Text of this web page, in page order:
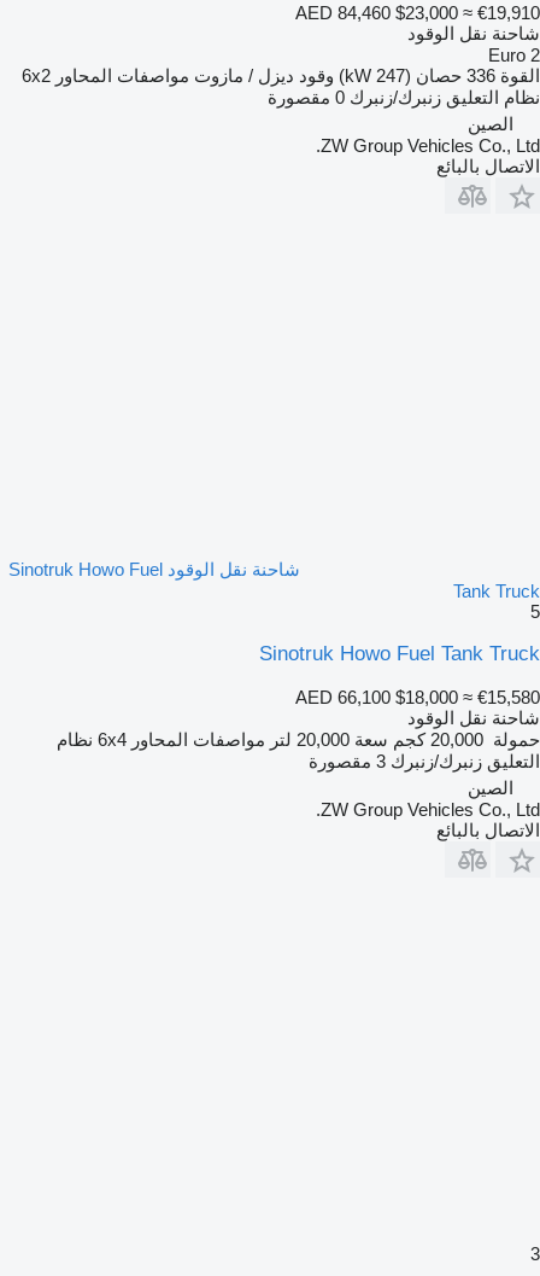
AED 84,460 $23,000 ≈ €19,910
شاحنة نقل الوقود
Euro 2
القوة 336 حصان (247 kW) وقود ديزل / مازوت مواصفات المحاور 6x2
نظام التعليق زنبرك/زنبرك 0 مقصورة
الصين
ZW Group Vehicles Co., Ltd.
الاتصال بالبائع
شاحنة نقل الوقود Sinotruk Howo Fuel
Tank Truck
5
Sinotruk Howo Fuel Tank Truck
AED 66,100 $18,000 ≈ €15,580
شاحنة نقل الوقود
حمولة 20,000 كجم سعة 20,000 لتر مواصفات المحاور 6x4 نظام
التعليق زنبرك/زنبرك 3 مقصورة
الصين
ZW Group Vehicles Co., Ltd.
الاتصال بالبائع
3